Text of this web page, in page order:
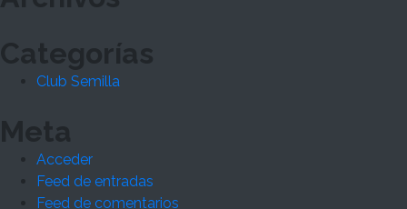
Categorías
Club Semilla
Meta
Acceder
Feed de entradas
Feed de comentarios